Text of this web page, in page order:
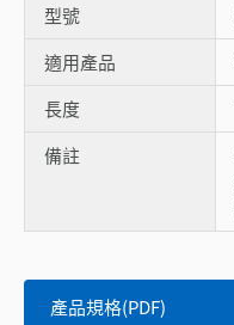
型號
適用產品
長度
備註
產品規格(PDF)